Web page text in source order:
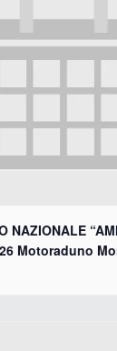
NAZIONALE
Motoraduno